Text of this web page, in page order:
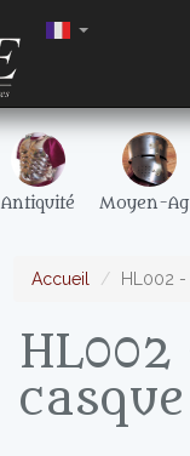
Antiquité Moyen-
Accueil HL002